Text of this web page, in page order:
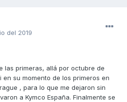
del 2019
las primeras, allá por octubre de
en su momento de los primeros en
, para lo que me dejaron sin
a Kymco España. Finalmente se